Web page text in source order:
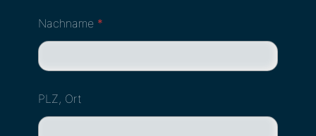
Nachname *
PLZ, Ort